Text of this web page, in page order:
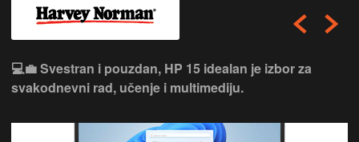
💻💼 Svestran i pouzdan, HP 15 idealan je izbor za
svakodnevni rad, učenje i multimediju.